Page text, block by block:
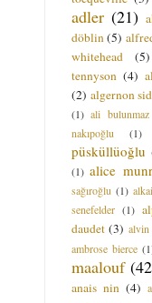
adler (21)
döblin (5)
whitehead
(5)
tennyson (4)
(2) algernon
(1) ali bulunmaz
nakıpoğlu
(1)
püsküllüoğlu
(1) alice
sağıroğlu (1)
senefelder (1)
daudet (3)
ambrose bierce
maalouf
anais nin (4)